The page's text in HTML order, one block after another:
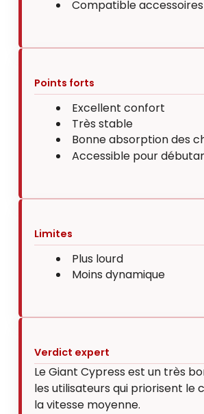
Compatible
Points forts
Excellent confort
Très stable
Bonne absorption des
Accessible pour
Limites
Plus lourd
Moins dynamique
Verdict expert
Le Giant Cypress est un très
les utilisateurs qui priorisent le
la vitesse moyenne.